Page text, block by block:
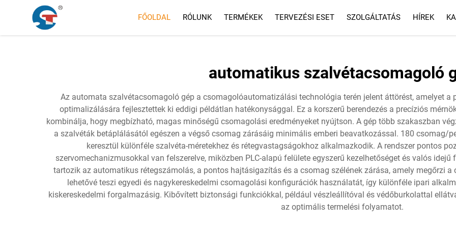
FŐOLDAL RÓLUNK TERMÉKEK TERVEZÉSI ESET SZOLGÁLTATÁS HÍREK
automatikus szalvétacsomagoló
Az automata szalvétacsomagoló gép a csomagolóautomatizálási technológia terén jelent áttörést, amelyet
optimalizálására fejlesztettek ki eddigi példátlan hatékonysággal. Ez a korszerű berendezés a precíziós
kombinálja, hogy megbízható, magas minőségű csomagolási eredményeket nyújtson. A gép több szakaszban
a szalvéták betáplálásától egészen a végső csomag zárásáig minimális emberi beavatkozással. 180 csomag/
keresztül különféle szalvéta-méretekhez és rétegvastagságokhoz alkalmazkodik. A rendszer pontos
szervomechanizmusokkal van felszerelve, miközben PLC-alapú felülete egyszerű kezelhetőséget és valós
tartozik az automatikus rétegszámolás, a pontos hajtásigazítás és a csomag szélének zárása, amely megőrzi
lehetővé teszi egyedi és nagykereskedelmi csomagolási konfigurációk használatát, így különféle ipari
kiskereskedelmi forgalmazásig. Kibővített biztonsági funkciókkal, például vészleállítóval és védőburkolattal
az optimális termelési folyamatot.